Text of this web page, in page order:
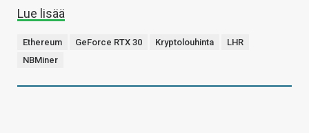
Lue lisää
Ethereum GeForce RTX 30 Kryptolouhinta
LHR
NBMiner